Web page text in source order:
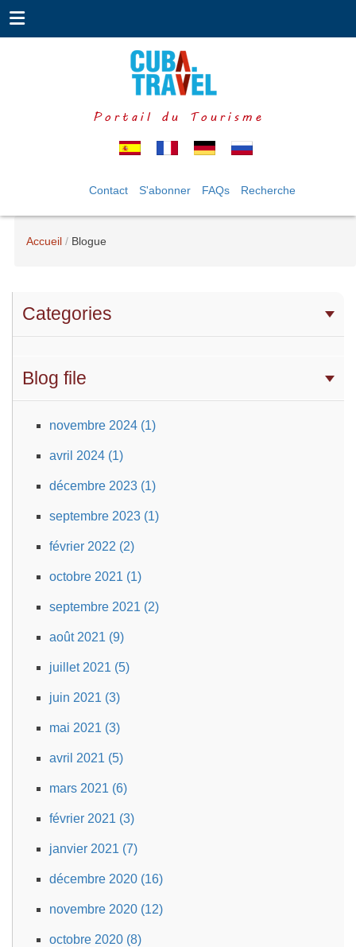
Portail du Tourisme
Contact S'abonner FAQs Recherche
Accueil Blogue
Categories
Blog file
novembre 2024 (1)
avril 2024 (1)
décembre 2023 (1)
septembre 2023 (1)
février 2022 (2)
octobre 2021 (1)
septembre 2021 (2)
août 2021 (9)
juillet 2021 (5)
juin 2021 (3)
mai 2021 (3)
avril 2021 (5)
mars 2021 (6)
février 2021 (3)
janvier 2021 (7)
décembre 2020 (16)
novembre 2020 (12)
octobre 2020 (8)